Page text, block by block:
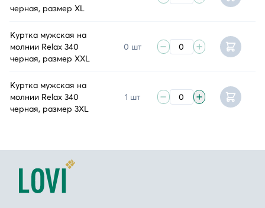
черная, размер XL
Куртка мужская на
молнии Relax 340
черная, размер XXL
0 шт
Куртка мужская на
молнии Relax 340
черная, размер 3XL
1 шт